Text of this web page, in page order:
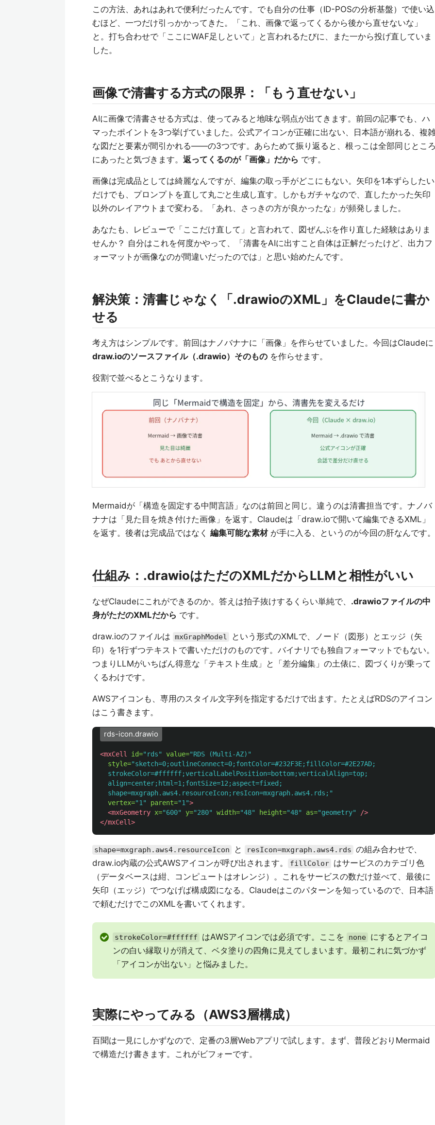
この方法、あれはあれで便利だったんです。でも自分の仕事（ID-POSの分析基盤）で使い込
むほど、一つだけ引っかかってきた。「これ、画像で返ってくるから後から直せないな」
と。打ち合わせで「ここにWAF足しといて」と言われるたびに、また一から投げ直していま
した。
画像で清書する方式の限界：「もう直せない」
AIに画像で清書させる方式は、使ってみると地味な弱点が出てきます。前回の記事でも、ハ
マったポイントを3つ挙げていました。公式アイコンが正確に出ない、日本語が崩れる、複
な図だと要素が間引かれる——の3つです。あらためて振り返ると、根っこは全部同じとこ
にあったと気づきます。 返ってくるのが「画像」だから です。
画像は完成品としては綺麗なんですが、編集の取っ手がどこにもない。矢印を1本ずらしたい
だけでも、プロンプトを直して丸ごと生成し直す。しかもガチャなので、直したかった矢印
以外のレイアウトまで変わる。「あれ、さっきの方が良かったな」が頻発しました。
あなたも、レビューで「ここだけ直して」と言われて、図ぜんぶを作り直した経験はありま
せんか？ 自分はこれを何度かやって、「清書をAIに出すこと自体は正解だったけど、出力フ
ォーマットが画像なのが間違いだったのでは」と思い始めたんです。
解決策：清書じゃなく「.drawioのXML」をClaudeに書か
せる
考え方はシンプルです。前回はナノバナナに「画像」を作らせていました。今回はClaudeに
draw.ioのソースファイル（.drawio）そのもの を作らせます。
役割で並べるとこうなります。
Mermaidが「構造を固定する中間言語」なのは前回と同じ。違うのは清書担当です。ナノバ
ナナは「見た目を焼き付けた画像」を返す。Claudeは「draw.ioで開いて編集できるXML」
を返す。後者は完成品ではなく 編集可能な素材が手に入る、というのが今回の肝なんです。
仕組み：.drawioはただのXMLだからLLMと相性がいい
なぜClaudeにこれができるのか。答えは拍子抜けするくらい単純で、 .drawioファイルの中
身がただのXMLだから です。
draw.ioのファイルは mxGraphModel
という形式のXMLで、ノード（図形）とエッジ（矢
印）を1行ずつテキストで書いただけのものです。バイナリでも独自フォーマットでもない。
つまりLLMがいちばん得意な「テキスト生成」と「差分編集」の土俵に、図づくりが乗って
くるわけです。
AWSアイコンも、専用のスタイル文字列を指定するだけで出ます。たとえばRDSのアイコン
はこう書きます。
rds-icon.drawio
<mxCell id="rds" value="RDS (Multi-AZ)"
style="sketch=0;outlineConnect=0;fontColor=#232F3E;fillColor=#2E27AD;
  strokeColor=#ffffff;verticalLabelPosition=bottom;verticalAlign=top;
  align=center;html=1;fontSize=12;aspect=fixed;
  shape=mxgraph.aws4.resourceIcon;resIcon=mxgraph.aws4.rds;"
vertex="1" parent="1">
<mxGeometry x="600" y="280" width="48" height="48" as="geometry"
/>
</mxCell>
shape=mxgraph.aws4.resourceIcon と resIcon=mxgraph.aws4.rds の組み合わせで、
draw.io内蔵の公式AWSアイコンが呼び出されます。
fillColor はサービスのカテゴリ色
（データベースは紺、コンピュートはオレンジ）。これをサービスの数だけ並べて、最後に
矢印（エッジ）でつなげば構成図になる。Claudeはこのパターンを知っているので、日本語
で頼むだけでこのXMLを書いてくれます。
strokeColor=#ffffff はAWSアイコンでは必須です。ここを none にするとアイコ
ンの白い縁取りが消えて、ベタ塗りの四角に見えてしまいます。最初これに気づかず
「アイコンが出ない」と悩みました。
実際にやってみる（AWS3層構成）
百聞は一見にしかずなので、定番の3層Webアプリで試します。まず、普段どおりMermaid
で構造だけ書きます。これがビフォーです。